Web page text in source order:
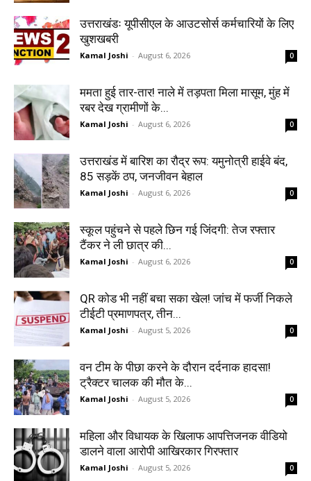
उत्तराखंडः यूपीसीएल के आउटसोर्स कर्मचारियों के लिए
खुशखबरी
Kamal Joshi - August 6, 2026 0
ममता हुई तार-तार! नाले में तड़पता मिला मासूम, मुंह में
रबर देख ग्रामीणों के...
Kamal Joshi - August 6, 2026 0
उत्तराखंड में बारिश का रौद्र रूप: यमुनोत्री हाईवे बंद,
85 सड़कें ठप, जनजीवन बेहाल
Kamal Joshi - August 6, 2026 0
स्कूल पहुंचने से पहले छिन गई जिंदगी: तेज रफ्तार
टैंकर ने ली छात्र की...
Kamal Joshi - August 6, 2026 0
QR कोड भी नहीं बचा सका खेल! जांच में फर्जी निकले
टीईटी प्रमाणपत्र, तीन...
Kamal Joshi - August 5, 2026 0
वन टीम के पीछा करने के दौरान दर्दनाक हादसा!
ट्रैक्टर चालक की मौत के...
Kamal Joshi - August 5, 2026 0
महिला और विधायक के खिलाफ आपत्तिजनक वीडियो
डालने वाला आरोपी आखिरकार गिरफ्तार
Kamal Joshi - August 5, 2026 0